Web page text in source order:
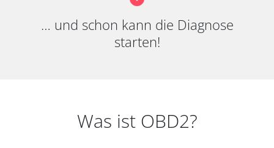
… und schon kann die Diagnose
starten!
Was ist OBD2?